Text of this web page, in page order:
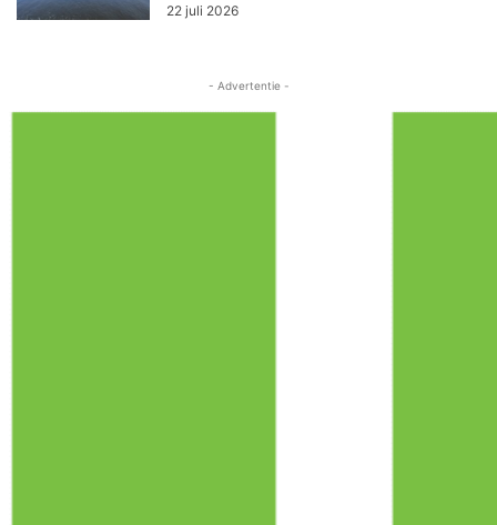
22 juli 2026
- Advertentie -